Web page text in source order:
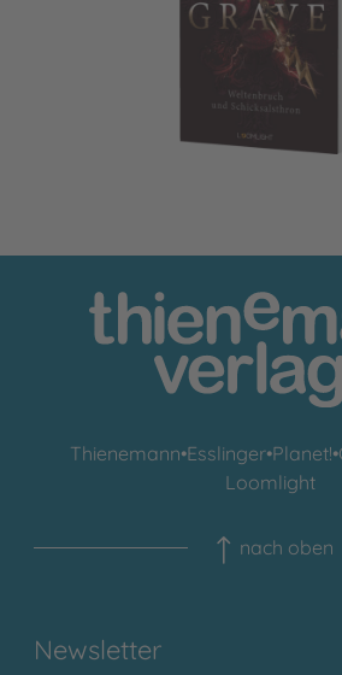
Grave 3: Weltenbruch und
Thienemann•Esslinger•Planet!•
Loomlight
nach oben
Newsletter